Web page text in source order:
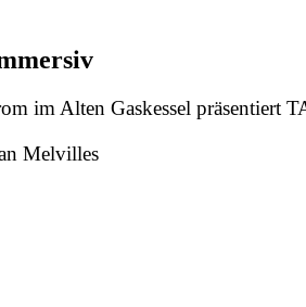
im Alten Gaskessel präsentiert
Melvilles